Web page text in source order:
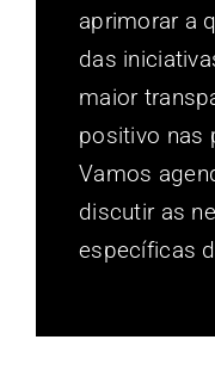
aprimorar a
das
maior
positivo nas
Vamos
discutir as
específicas